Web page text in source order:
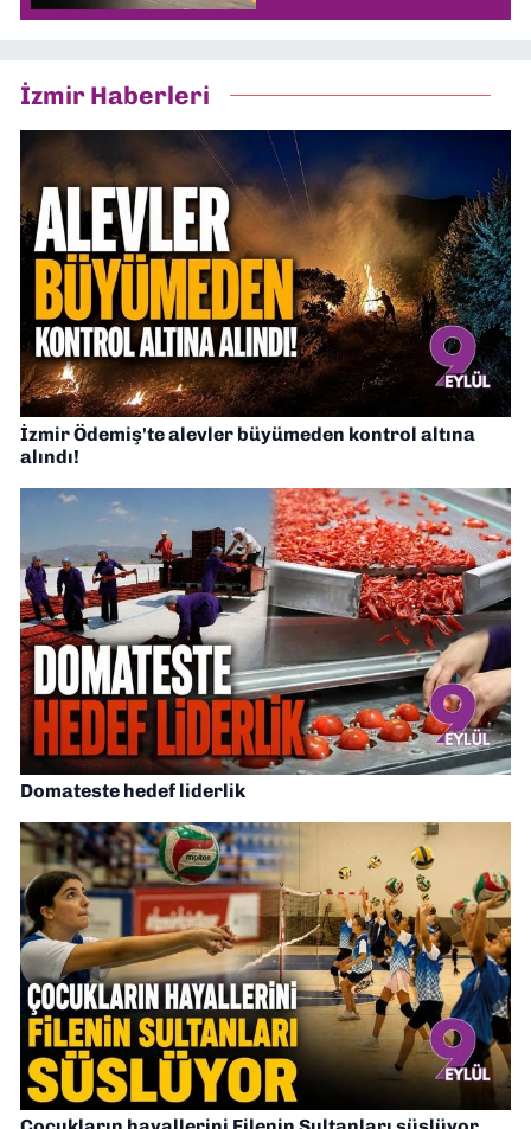
İzmir Haberleri
İzmir Ödemiş'te alevler büyümeden kontrol altına
alındı!
Domateste hedef liderlik